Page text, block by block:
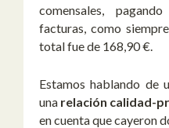
comensales,
facturas, como
total fue de 168,90 €.
Estamos hablando de
una relación calidad-
en cuenta que cayeron